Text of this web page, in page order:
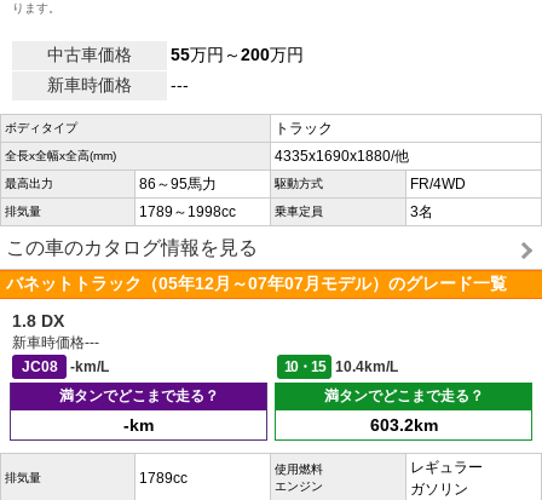
ります。
中古車価格 55万円～200万円
新車時価格
---
ボディタイプ トラック
全長x全幅x全高(mm) 4335x1690x1880/他
最高出力 86～95馬力 駆動方式 FR/4WD
排気量 1789～1998cc 乗車定員 3名
この車のカタログ情報を見る
バネットトラック（05年12月～07年07月モデル）のグレード一覧
1.8 DX
新車時価格---
JC08
-km/L 10・15
10.4km/L
満タンでどこまで走る？
-km
満タンでどこまで走る？
603.2km
排気量 1789cc
使用燃料
エンジン
レギュラー
ガソリン